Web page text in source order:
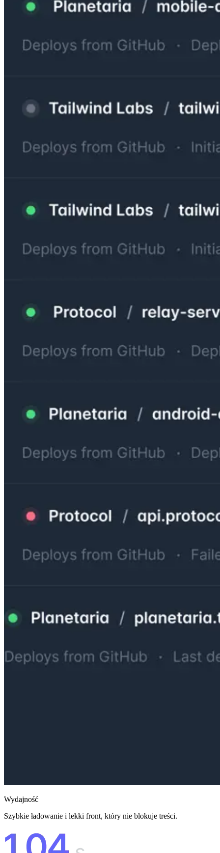
Wydajność
Szybkie ładowanie i lekki front, który nie blokuje treści.